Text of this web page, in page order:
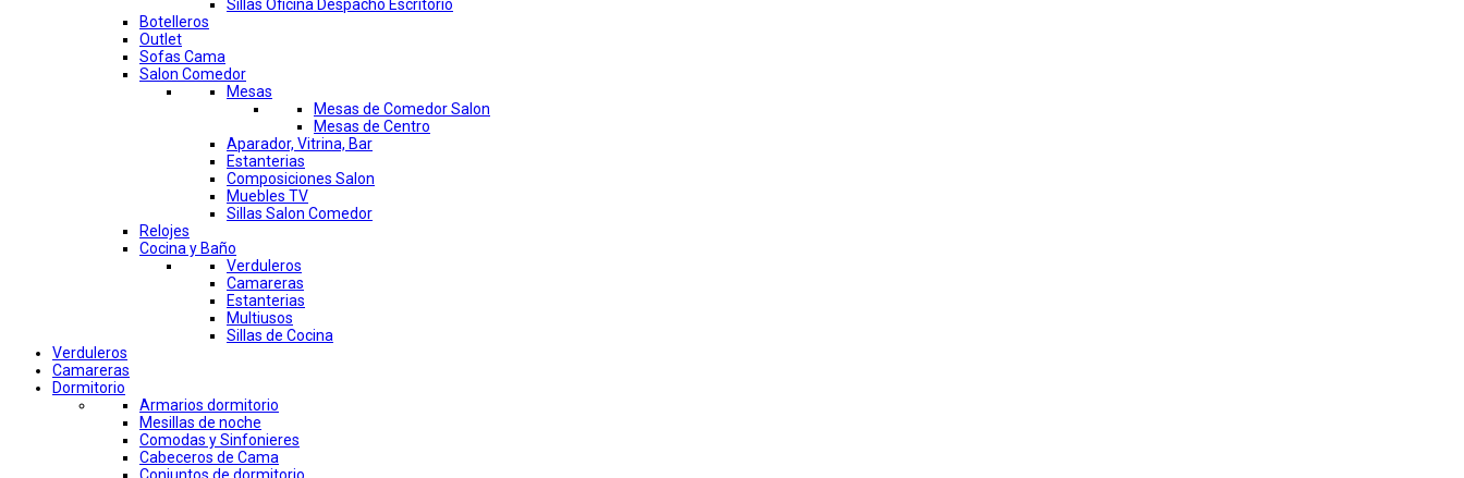
Sillas Oficina Despacho Escritorio
Botelleros
Outlet
Sofas Cama
Salon Comedor
Mesas
Mesas de Comedor Salon
Mesas de Centro
Aparador, Vitrina, Bar
Estanterias
Composiciones Salon
Muebles TV
Sillas Salon Comedor
Relojes
Cocina y Baño
Verduleros
Camareras
Estanterias
Multiusos
Sillas de Cocina
Verduleros
Camareras
Dormitorio
Armarios dormitorio
Mesillas de noche
Comodas y Sinfonieres
Cabeceros de Cama